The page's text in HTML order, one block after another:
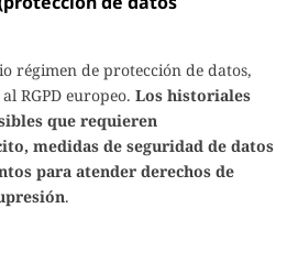
régimen de protección de datos,
RGPD europeo. Los historiales
que requieren
medidas de seguridad de datos
para atender derechos de
.